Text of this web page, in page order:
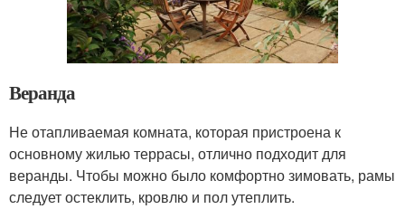
Веранда
Не отапливаемая комната, которая пристроена к
основному жилью террасы, отлично подходит для
веранды. Чтобы можно было комфортно зимовать, рамы
следует остеклить, кровлю и пол утеплить.